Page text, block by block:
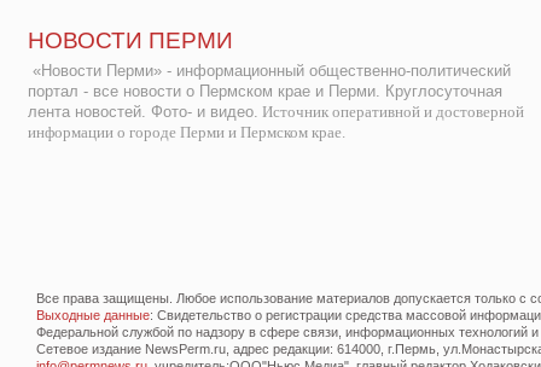
НОВОСТИ ПЕРМИ
«Новости Перми» - информационный общественно-политический
портал - все новости о Пермском крае и Перми. Круглосуточная
лента новостей. Фото- и видео. Источник оперативной и достоверной
информации о городе Перми и Пермском крае.
Все права защищены. Любое использование материалов допускается только с
Выходные данные: Свидетельство о регистрации средства массовой
Федеральной службой по надзору в сфере связи, информационных технологий
Сетевое издание NewsPerm.ru, адрес редакции: 614000, г.Пермь,